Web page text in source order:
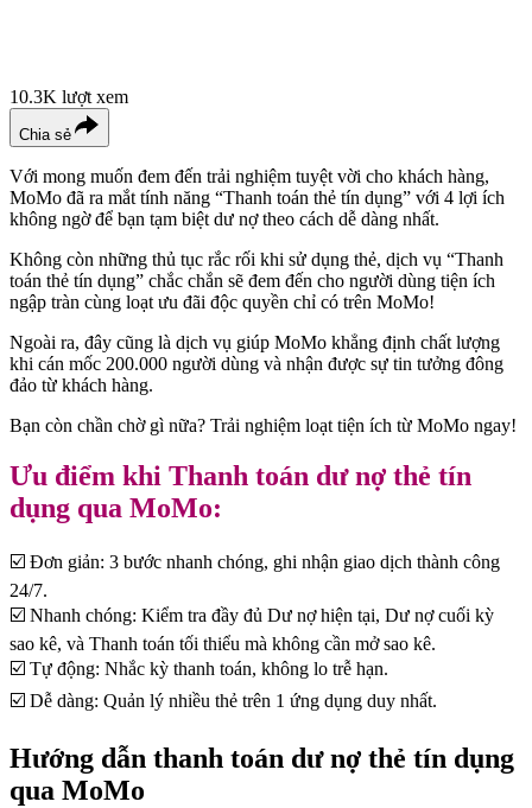
10.3K lượt xem
Chia sẻ
Với mong muốn đem đến trải nghiệm tuyệt vời cho khách hàng,
MoMo đã ra mắt tính năng “Thanh toán thẻ tín dụng” với 4 lợi ích
không ngờ để bạn tạm biệt dư nợ theo cách dễ dàng nhất.
Không còn những thủ tục rắc rối khi sử dụng thẻ, dịch vụ “Thanh
toán thẻ tín dụng” chắc chắn sẽ đem đến cho người dùng tiện ích
ngập tràn cùng loạt ưu đãi độc quyền chỉ có trên MoMo!
Ngoài ra, đây cũng là dịch vụ giúp MoMo khẳng định chất lượng
khi cán mốc 200.000 người dùng và nhận được sự tin tưởng đông
đảo từ khách hàng.
Bạn còn chần chờ gì nữa? Trải nghiệm loạt tiện ích từ MoMo ngay!
Ưu điểm khi Thanh toán dư nợ thẻ tín
dụng qua MoMo:
☑️ Đơn giản: 3 bước nhanh chóng, ghi nhận giao dịch thành công
24/7.
☑️ Nhanh chóng: Kiểm tra đầy đủ Dư nợ hiện tại, Dư nợ cuối kỳ
sao kê, và Thanh toán tối thiểu mà không cần mở sao kê.
☑️ Tự động: Nhắc kỳ thanh toán, không lo trễ hạn.
☑️ Dễ dàng: Quản lý nhiều thẻ trên 1 ứng dụng duy nhất.
Hướng dẫn thanh toán dư nợ thẻ tín dụng
qua MoMo